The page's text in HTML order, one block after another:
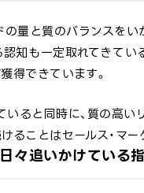
の量と質のバランスを
認知も一定取れてきて
得できています。
いると同時に、質の高
ることはセールス・マ
々追いかけている